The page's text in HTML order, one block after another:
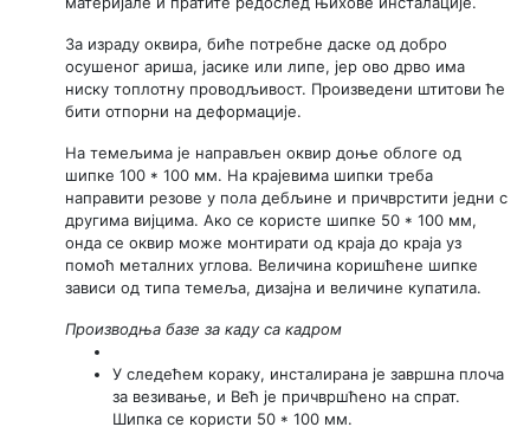
За израду оквира, биће потребне даске од добро
осушеног ариша, јасике или липе, јер ово дрво има
ниску топлотну проводљивост. Произведени штитови ће
бити отпорни на деформације.
На темељима је направљен оквир доње облоге од
шипке 100 * 100 мм. На крајевима шипки треба
направити резове у пола дебљине и причврстити једни с
другима вијцима. Ако се користе шипке 50 * 100 мм,
онда се оквир може монтирати од краја до краја уз
помоћ металних углова. Величина коришћене шипке
зависи од типа темеља, дизајна и величине купатила.
Производња базе за каду са кадром
У следећем кораку, инсталирана је завршна плоча
за везивање, и Већ је причвршћено на спрат.
Шипка се користи 50 * 100 мм.